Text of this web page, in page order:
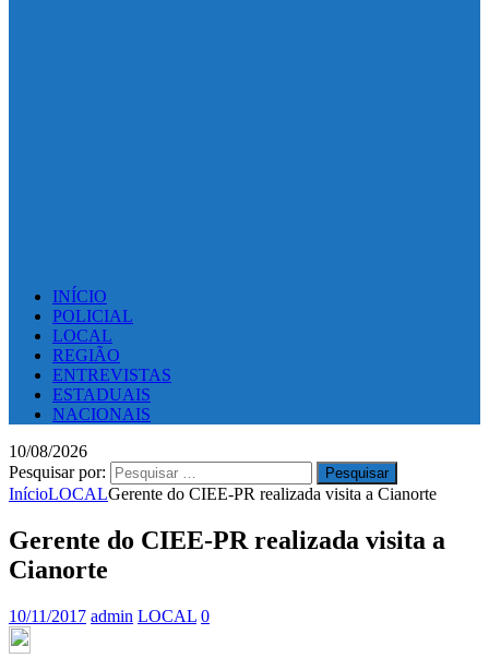
INÍCIO
POLICIAL
LOCAL
REGIÃO
ENTREVISTAS
ESTADUAIS
NACIONAIS
10/08/2026
Pesquisar por:
InícioLOCALGerente do CIEE-PR realizada visita a Cianorte
Gerente do CIEE-PR realizada visita a
Cianorte
10/11/2017 admin LOCAL 0